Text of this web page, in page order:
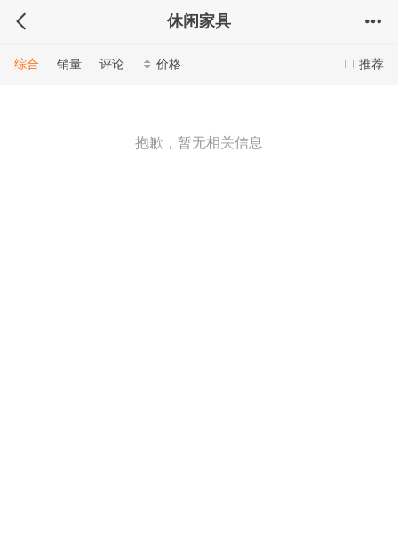
休闲家具
推荐
综合 销量 评论 价格
抱歉，暂无相关信息